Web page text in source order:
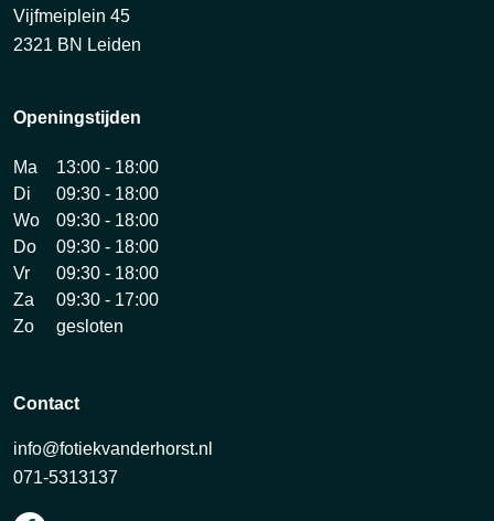
Vijfmeiplein 45
2321 BN Leiden
Openingstijden
Ma
13:00 - 18:00
Di
09:30 - 18:00
Wo
09:30 - 18:00
Do
09:30 - 18:00
Vr
09:30 - 18:00
Za
09:30 - 17:00
Zo
gesloten
Contact
info@fotiekvanderhorst.nl
071-5313137